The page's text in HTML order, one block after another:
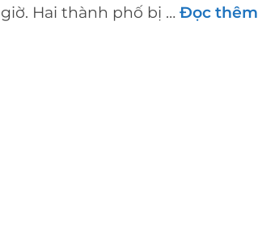
giờ. Hai thành phố bị … Đọc thêm